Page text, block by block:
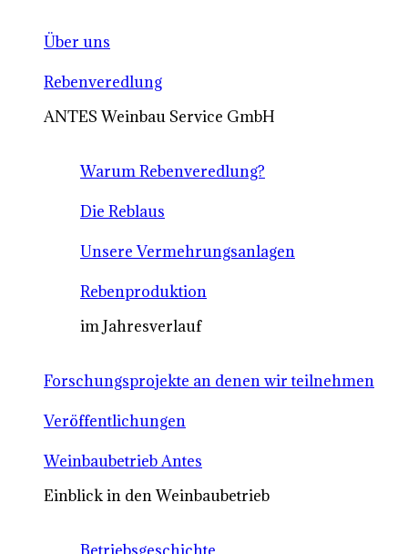
Über uns
Rebenveredlung
ANTES Weinbau Service GmbH
Warum Rebenveredlung?
Die Reblaus
Unsere Vermehrungsanlagen
Rebenproduktion
im Jahresverlauf
Forschungsprojekte an denen wir teilnehmen
Veröffentlichungen
Weinbaubetrieb Antes
Einblick in den Weinbaubetrieb